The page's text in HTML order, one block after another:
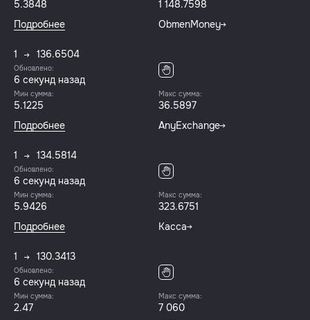
5.3848
1 148.7598
Подробнее
ObmenMoney
1 136.6504
Обновлено:
7 секунд назад
Мин сумма:
5.1225
Макс сумма:
36.5897
Подробнее
AnyExchange
1 134.5814
Обновлено:
7 секунд назад
Мин сумма:
5.9426
Макс сумма:
323.6751
Подробнее
Касса
1 130.3413
Обновлено:
7 секунд назад
Мин сумма:
2.47
Макс сумма:
7 060